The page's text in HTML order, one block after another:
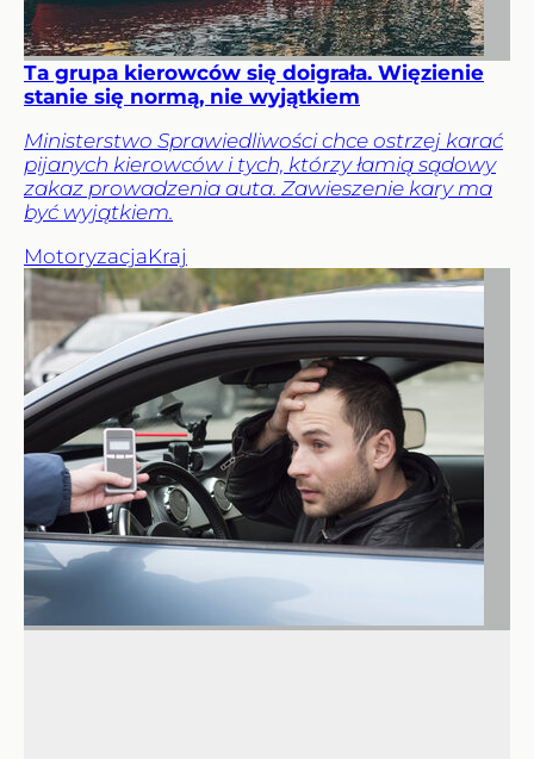
Ta grupa kierowców się doigrała. Więzienie
stanie się normą, nie wyjątkiem
Ministerstwo Sprawiedliwości chce ostrzej karać
pijanych kierowców i tych, którzy łamią sądowy
zakaz prowadzenia auta. Zawieszenie kary ma
być wyjątkiem.
MotoryzacjaKraj